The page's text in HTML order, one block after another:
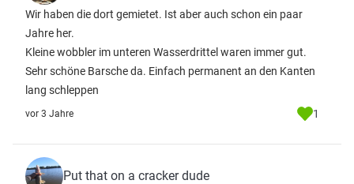
Wir haben die dort gemietet. Ist aber auch schon ein paar
Jahre her.
Kleine wobbler im unteren Wasserdrittel waren immer gut.
Sehr schöne Barsche da. Einfach permanent an den Kanten
lang schleppen
vor 3 Jahre 1
Put that on a cracker dude